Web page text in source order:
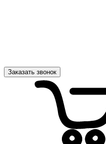
Заказать звонок